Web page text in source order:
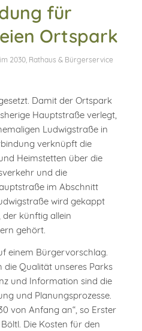
für
Ortspark
2030, Rathaus & Bürgerservice
Damit der Ortspark
Hauptstraße verlegt,
Ludwigstraße in
verknüpft die
Heimstetten über die
und die
im Abschnitt
wird gekappt
künftig allein
gehört.
einem Bürgervorschlag.
die Qualität unseres Parks
und Information sind die
und Planungsprozesse.
von Anfang an“, so Erster
Die Kosten für den